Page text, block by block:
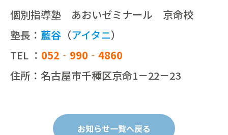
個別指導塾 あおいゼミナール 京命校
塾長： 藍谷 （アイタニ）
TEL ： 052‐990‐4860
住所：名古屋市千種区京命1－22－23
お知らせ一覧へ戻る